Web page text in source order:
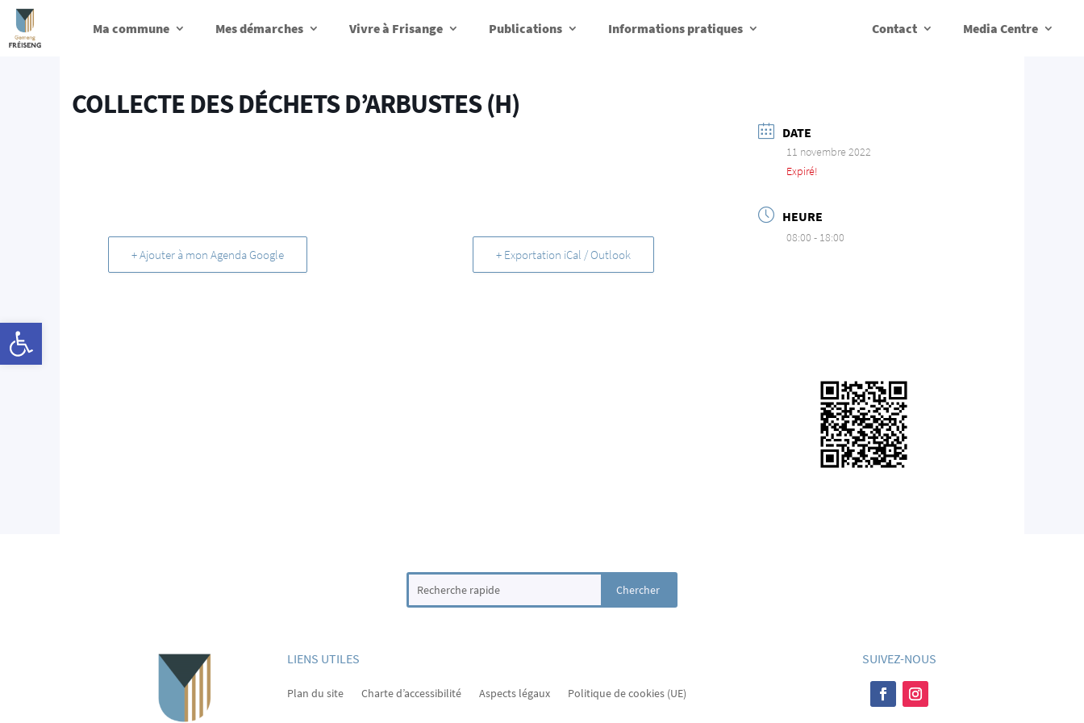
Ma commune Mes démarches Vivre à Frisange Publications Informations pratiques Contact Media Centre
COLLECTE DES DÉCHETS D’ARBUSTES (H)
+ Ajouter à mon Agenda Google + Exportation iCal / Outlook
DATE
11 novembre 2022
Expiré!
HEURE
08:00 - 18:00
LIENS UTILES
Plan du site Charte d’accessibilité Aspects légaux Politique de cookies (UE)
SUIVEZ-NOUS
Ouvrir la barre d’outils